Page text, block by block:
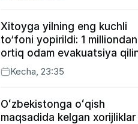
Xitoyga yilning eng kuchli
to‘foni yopirildi: 1 milliondan
ortiq odam evakuatsiya
Kecha, 23:35
Oʻzbekistonga oʻqish
maqsadida kelgan xorijliklar